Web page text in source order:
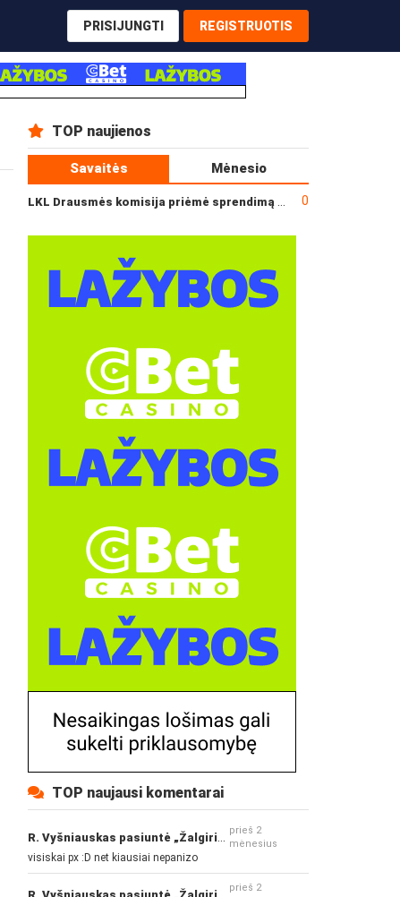
PRISIJUNGTI REGISTRUOTIS
TOP naujienos
Savaitės Mėnesio
0
TOP naujausi komentarai
prieš 2
mėnesius
visiskai px :D net kiausiai nepanizo
prieš 2